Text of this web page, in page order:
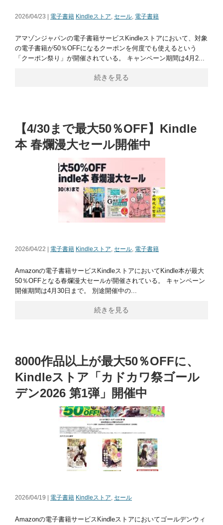
2026/04/23 | 電子書籍 Kindleストア, セール, 電子書籍
アマゾンジャパンの電子書籍サービスKindleストアにおいて、対象
の電子書籍が50％OFFになるクーポンを何度でも使えるという
「クーポン祭り」が開催されている。 キャンペーン期間は4月2...
続きを見る
【4/30まで最大50％OFF】Kindle
本 春爛漫大セール開催中
2026/04/22 | 電子書籍 Kindleストア, セール, 電子書籍
Amazonの電子書籍サービスKindleストアにおいてKindle本が最大
50％OFFとなる春爛漫大セールが開催されている。 キャンペーン
開催期間は4月30日まで。 別途開催中の...
続きを見る
8000作品以上が最大50％OFFに、
Kindleストア「カドカワ祭ゴール
デン2026 第1弾」開催中
2026/04/19 | 電子書籍 Kindleストア, セール
Amazonの電子書籍サービスKindleストアにおいてゴールデンウィ